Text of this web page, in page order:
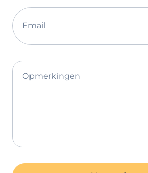
Email
Opmerkingen